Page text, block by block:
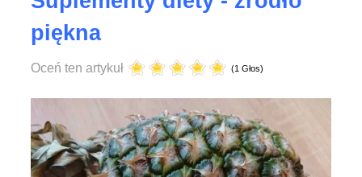
piękna
Oceń ten artykuł (1 Głos)